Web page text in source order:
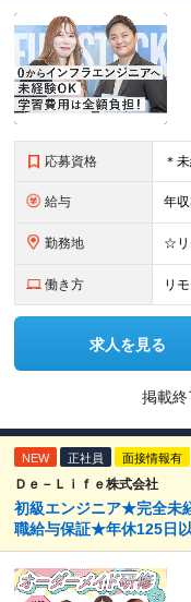
応募資格
給与
勤務地
働き方 リ
求人を見る
掲載終
NEW 正社員 面接情報有
Ｄｅ－Ｌｉｆｅ株式会社
初級エンジニア★完全
職給与保証★年休125日